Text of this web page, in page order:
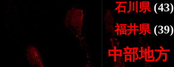
石川県 (43)
福井県 (39)
中部地方